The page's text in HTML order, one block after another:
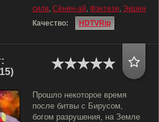
сила, Сёнен-ай, Фэнтези, Экшен
Качество:
HDTVRip
Прошло некоторое время
после битвы с Бирусом,
богом разрушения, на Земле